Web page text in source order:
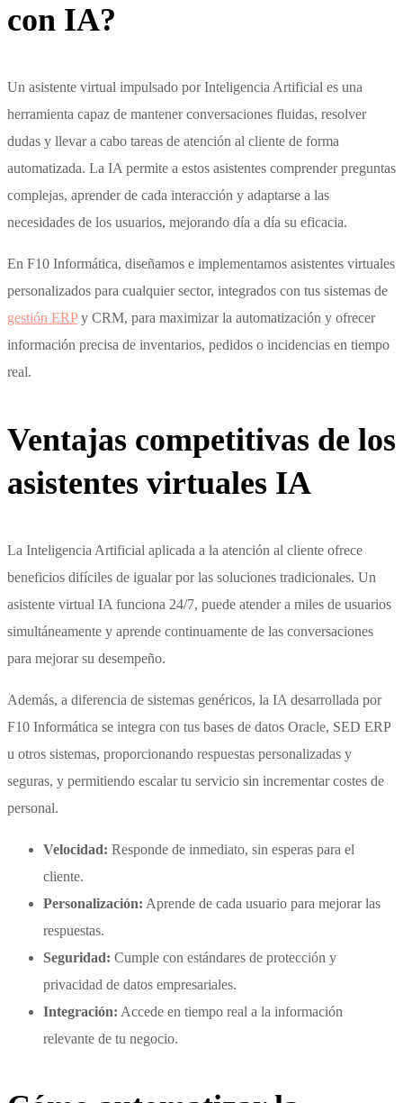
con IA?
Un asistente virtual impulsado por Inteligencia Artificial es una
herramienta capaz de mantener conversaciones fluidas, resolver
dudas y llevar a cabo tareas de atención al cliente de forma
automatizada. La IA permite a estos asistentes comprender preguntas
complejas, aprender de cada interacción y adaptarse a las
necesidades de los usuarios, mejorando día a día su eficacia.
En F10 Informática, diseñamos e implementamos asistentes virtuales
personalizados para cualquier sector, integrados con tus sistemas de
gestión ERPy CRM, para maximizar la automatización y ofrecer
información precisa de inventarios, pedidos o incidencias en tiempo
real.
Ventajas competitivas de los
asistentes virtuales IA
La Inteligencia Artificial aplicada a la atención al cliente ofrece
beneficios difíciles de igualar por las soluciones tradicionales. Un
asistente virtual IA funciona 24/7, puede atender a miles de usuarios
simultáneamente y aprende continuamente de las conversaciones
para mejorar su desempeño.
Además, a diferencia de sistemas genéricos, la IA desarrollada por
F10 Informática se integra con tus bases de datos Oracle, SED ERP
u otros sistemas, proporcionando respuestas personalizadas y
seguras, y permitiendo escalar tu servicio sin incrementar costes de
personal.
Velocidad: Responde de inmediato, sin esperas para el
cliente.
Personalización: Aprende de cada usuario para mejorar las
respuestas.
Seguridad: Cumple con estándares de protección y
privacidad de datos empresariales.
Integración: Accede en tiempo real a la información
relevante de tu negocio.